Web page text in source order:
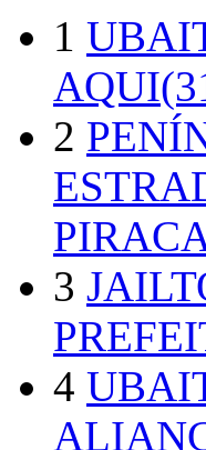
1
2
3
4